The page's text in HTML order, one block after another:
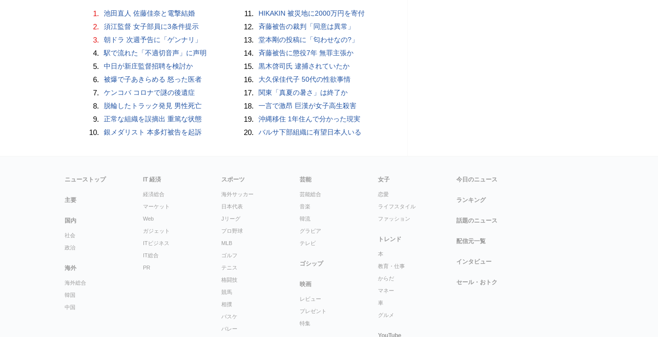
1. 池田直人 佐藤佳奈と電撃結婚
2. 須江監督 女子部員に3条件提示
3. 朝ドラ 次週予告に「ゲンナリ」
4. 駅で流れた「不適切音声」に声明
5. 中日が新庄監督招聘を検討か
6. 被爆で子あきらめる 怒った医者
7. ケンコバ コロナで謎の後遺症
8. 脱輪したトラック発見 男性死亡
9. 正常な組織を誤摘出 重篤な状態
10. 銀メダリスト 本多灯被告を起訴
11. HIKAKIN 被災地に2000万円を寄付
12. 斉藤被告の裁判「同意は異常」
13. 堂本剛の投稿に「匂わせなの?」
14. 斉藤被告に懲役7年 無罪主張か
15. 黒木啓司氏 逮捕されていたか
16. 大久保佳代子 50代の性欲事情
17. 関東「真夏の暑さ」は終了か
18. 一言で激昂 巨漢が女子高生殺害
19. 沖縄移住 1年住んで分かった現実
20. バルサ下部組織に有望日本人いる
ニューストップ
主要
国内
社会
政治
海外
海外総合
韓国
中国
IT 経済
経済総合
マーケット
Web
ガジェット
ITビジネス
IT総合
PR
スポーツ
海外サッカー
日本代表
Jリーグ
プロ野球
MLB
ゴルフ
テニス
格闘技
競馬
相撲
バスケ
バレー
芸能
芸能総合
音楽
韓流
グラビア
テレビ
ゴシップ
映画
レビュー
プレゼント
特集
女子
恋愛
ライフスタイル
ファッション
トレンド
本
教育・仕事
からだ
マネー
車
グルメ
YouTube
今日のニュース
ランキング
話題のニュース
配信元一覧
インタビュー
セール・おトク